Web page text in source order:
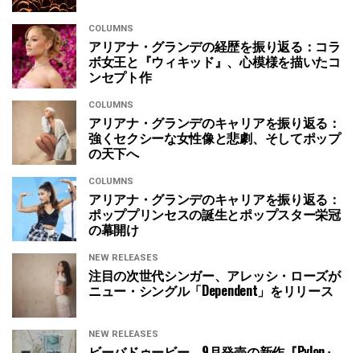
COLUMNS
アリアナ・グランデの経歴を振り返る：コラ
ボ女王と『ウィキッド』、心模様を描いたコ
ンセプト作
COLUMNS
アリアナ・グランデのキャリアを振り返る：
強くセクシーな女性像と悲劇、そしてポップ
の天下へ
COLUMNS
アリアナ・グランデのキャリアを振り返る：
ポッププリンセスの誕生とポップスター栄冠
の幕開け
NEW RELEASES
注目の次世代シンガー、アレッシ・ローズが
ニュー・シングル「Dependent」をリリース
NEW RELEASES